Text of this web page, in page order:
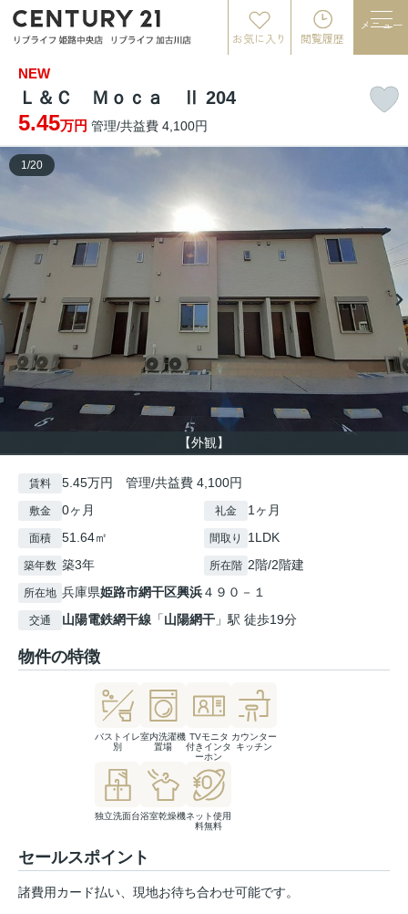
お気に入り 閲覧履歴
メニュー
NEW
Ｌ＆Ｃ Ｍｏｃａ Ⅱ 204
5.45万円 管理/共益費 4,100円
【外観】
1 /20
賃料 5.45万円 管理/共益費 4,100円
敷金 0ヶ月 礼金 1ヶ月
面積 51.64㎡ 間取り 1LDK
築年数 築3年 所在階 2階/2階建
所在地 兵庫県姫路市網干区興浜４９０－１
交通 山陽電鉄網干線 「山陽網干 」駅 徒歩19分
物件の特徴
バストイレ
別
室内洗濯機
置場
TVモニタ
付きインタ
ーホン
カウンター
キッチン
独立洗面台浴室乾燥機ネット使用
料無料
セールスポイント
諸費用カード払い、現地お待ち合わせ可能です。